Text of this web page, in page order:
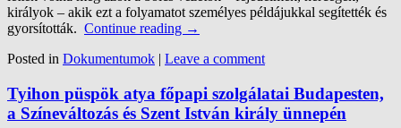
királyok – akik ezt a folyamatot személyes példájukkal segítették és
gyorsították. Continue reading →
Posted in Dokumentumok | Leave a comment
Tyihon püspök atya főpapi szolgálatai Budapesten,
a Színeváltozás és Szent István király ünnepén